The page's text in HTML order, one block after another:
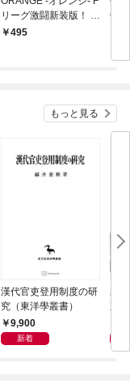
リーグ激闘新装版！ 第
１巻495
もっと見る
漢代官吏登用制度の研
究（東洋學叢書）
9,900
新着
親
直